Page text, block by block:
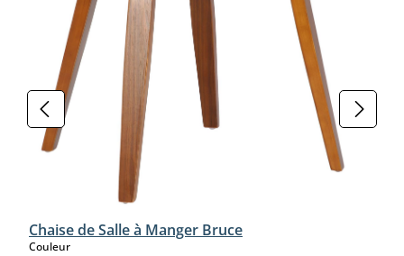
Chaise de Salle à Manger Bruce
Couleurselect